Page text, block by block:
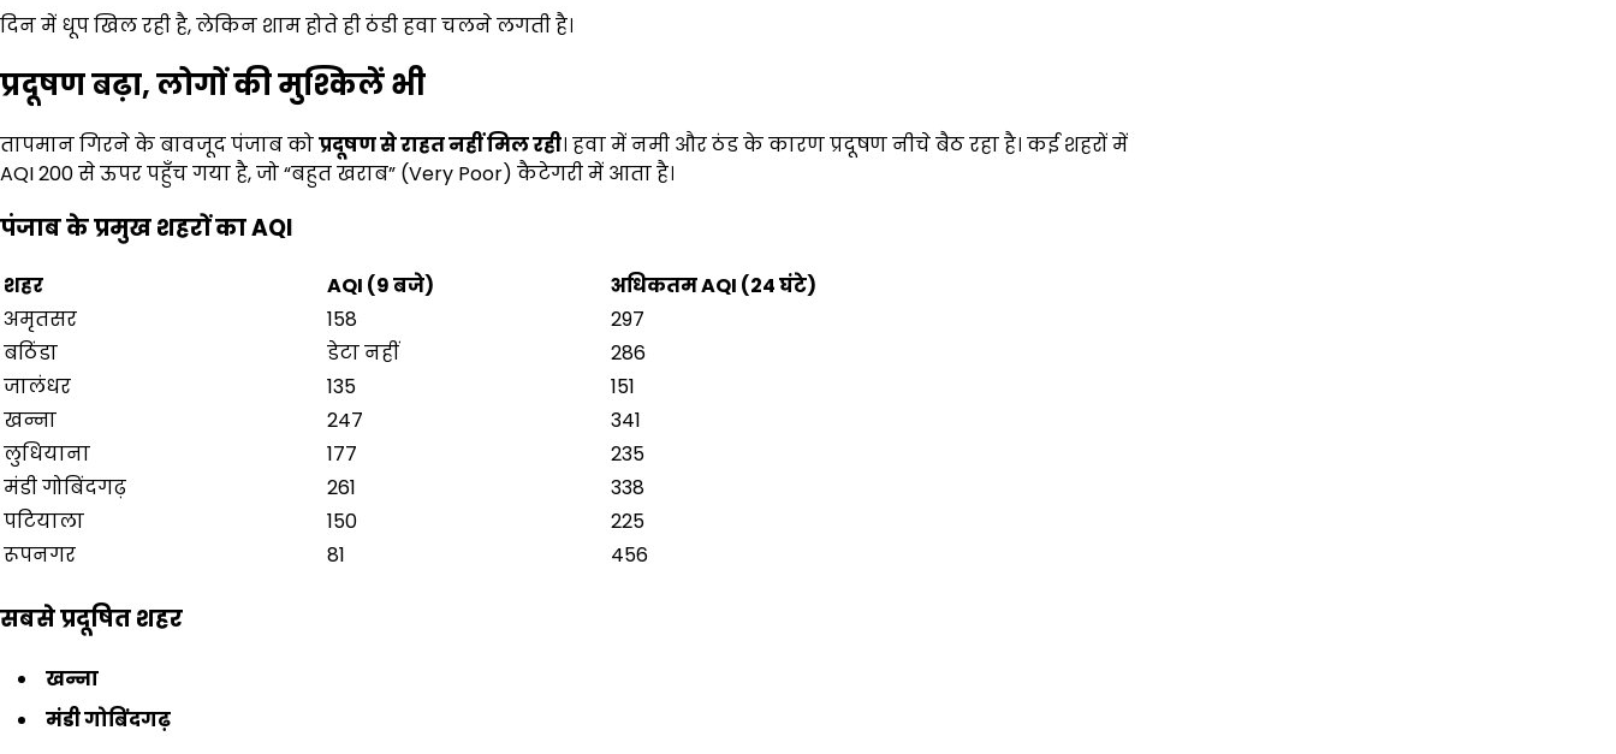
दिन में धूप खिल रही है, लेकिन शाम होते ही ठंडी हवा चलने लगती है।
प्रदूषण बढ़ा,लोगों की मुश्किलें भी
तापमान गिरने के बावजूद पंजाब कोप्रदूषण से राहत नहीं मिल रही। हवा में नमी और ठंड के कारण प्रदूषण नीचे बैठ रहा है। कई शहरों में
AQI 200 से ऊपर पहुँच गया है, जो “बहुत खराब” (Very Poor) कैटेगरी में आता है।
पंजाब के प्रमुख शहरों काAQI
शहर AQI (9बजे) अधिकतम AQI (24घंटे)
अमृतसर
158
297
बठिंडा
डेटा नहीं
286
जालंधर
135
151
खन्ना
247
341
लुधियाना
177
235
मंडी गोबिंदगढ़
261
338
पटियाला
150
225
रूपनगर
81 456
सबसे प्रदूषित शहर
खन्ना
मंडी गोबिंदगढ़